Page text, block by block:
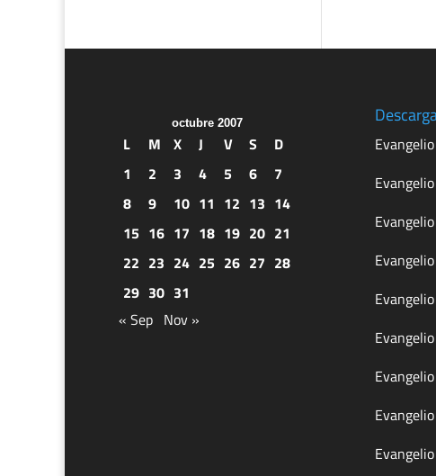
octubre 2007
L M X J V S
D
1
2 3 4 5 6
7
8
9 10 11 12 13 14
15 16 17 18 19 20 21
22 23 24 25 26 27 28
29 30 31
« Sep Nov »